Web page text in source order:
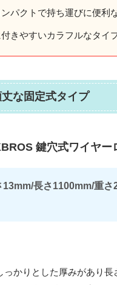
パクトで持ち運びに便利
付きやすいカラフルなタイ
な固定式タイプ
鍵穴式ワイヤー
13mm/長さ1100mm/重さ
っかりとした厚みがあり長